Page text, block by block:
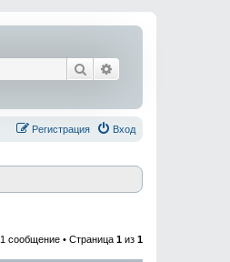
Поиск
Вход
Регистрация
1 сообщение • Страница 1 из 1